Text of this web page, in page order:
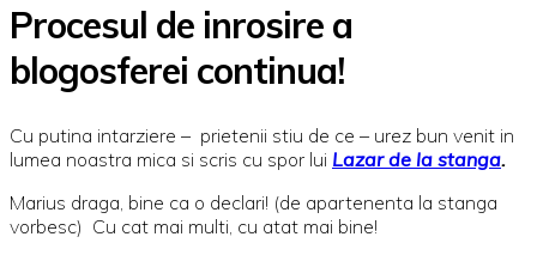
Procesul de inrosire a
blogosferei continua!
Cu putina intarziere – prietenii stiu de ce – urez bun venit in
lumea noastra mica si scris cu spor lui Lazar de la stanga.
Marius draga, bine ca o declari! (de apartenenta la stanga
vorbesc) Cu cat mai multi, cu atat mai bine!